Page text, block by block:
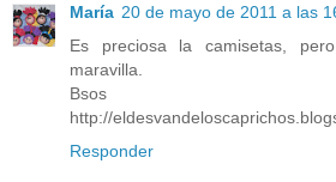
María 20 de mayo de 2011 a las
Es preciosa la camisetas,
maravilla.
Bsos
http://
Responder